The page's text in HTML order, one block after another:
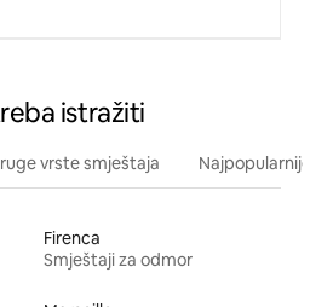
istražiti
vrste smještaja
Firenca
Smještaji za odmor